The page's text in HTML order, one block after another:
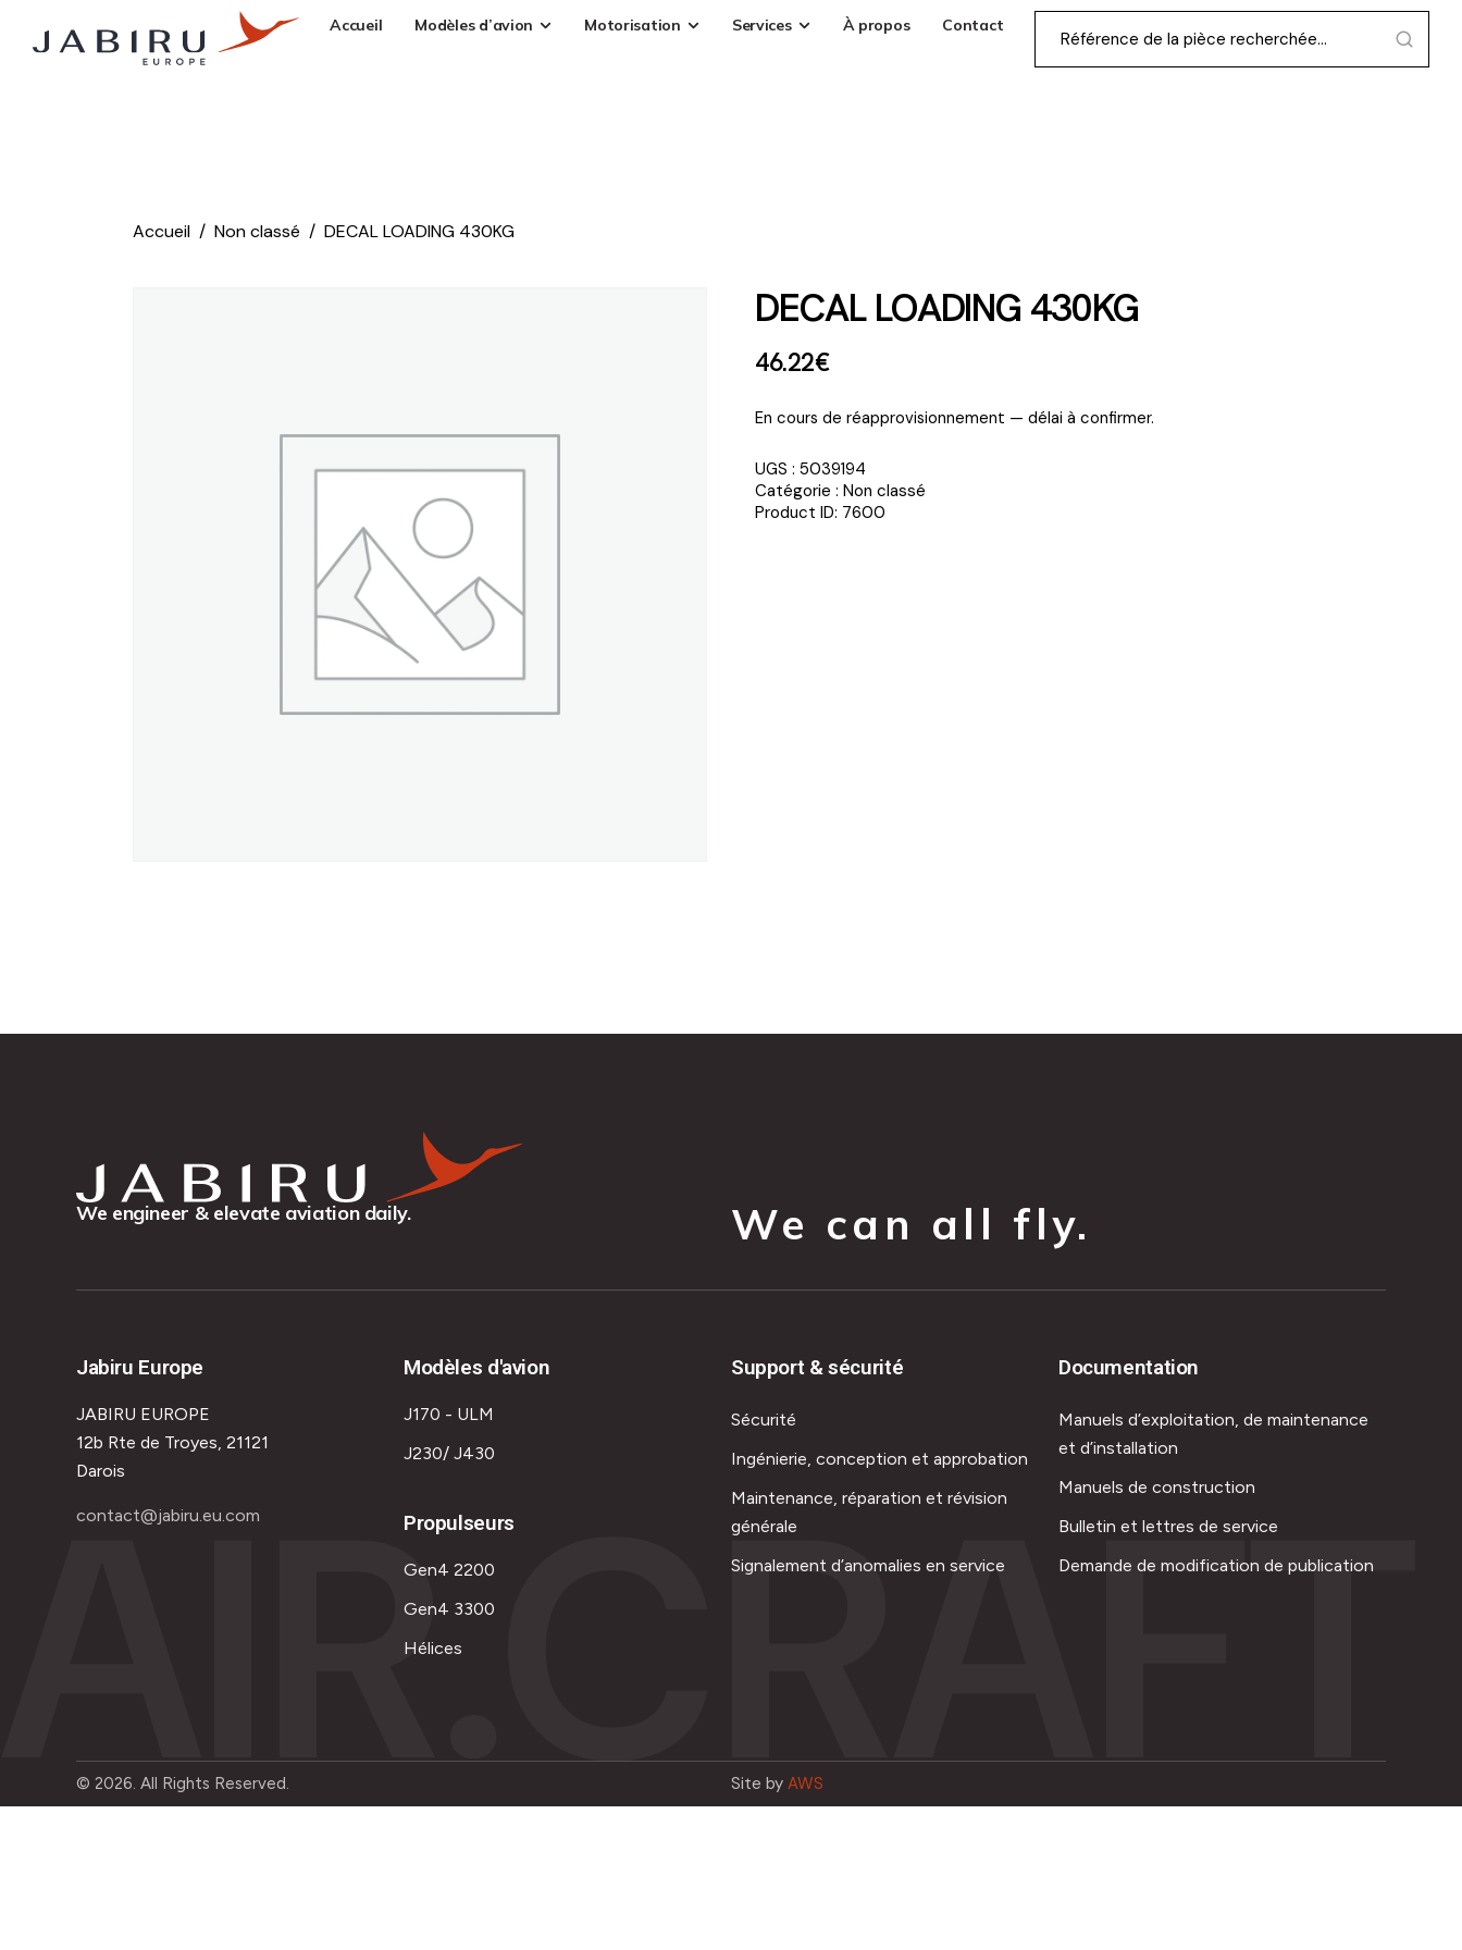
Accueil Modèles d’avion Motorisation Services À propos Contact
Accueil Non classé DECAL LOADING 430KG
DECAL LOADING 430KG
46.22€
En cours de réapprovisionnement — délai à confirmer.
UGS : 5039194
Catégorie : Non classé
Product ID: 7600
We engineer & elevate aviation daily. We can all fly.
Jabiru Europe
JABIRU EUROPE
12b Rte de Troyes, 21121
Darois
contact@jabiru.eu.com
Modèles d'avion
J170 - ULM
J230/ J430
Propulseurs
Gen4 2200
Gen4 3300
Hélices
Support & sécurité
Sécurité
Ingénierie, conception et approbation
Maintenance, réparation et révision
générale
Signalement d’anomalies en service
Documentation
Manuels d’exploitation, de maintenance
et d’installation
Manuels de construction
Bulletin et lettres de service
Demande de modification de publication
AIR.CRAFT
© 2026. All Rights Reserved. Site by AWS